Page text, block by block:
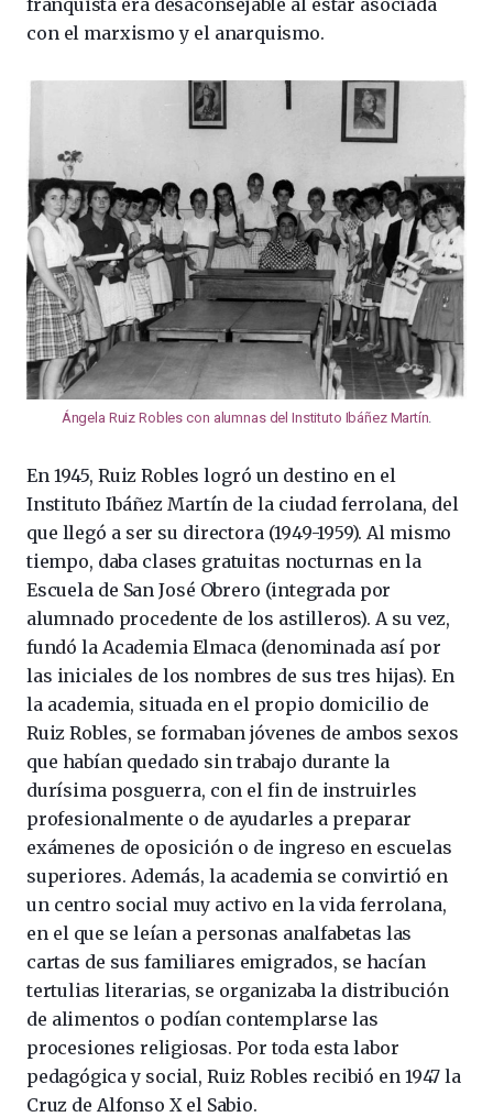
franquista era desaconsejable al estar asociada
con el marxismo y el anarquismo.
Ángela Ruiz Robles con alumnas del Instituto Ibáñez Martín
En 1945, Ruiz Robles logró un destino en el
Instituto Ibáñez Martín de la ciudad ferrolana, del
que llegó a ser su directora (1949-1959). Al mismo
tiempo, daba clases gratuitas nocturnas en la
Escuela de San José Obrero (integrada por
alumnado procedente de los astilleros). A su vez,
fundó la Academia Elmaca (denominada así por
las iniciales de los nombres de sus tres hijas). En
la academia, situada en el propio domicilio de
Ruiz Robles, se formaban jóvenes de ambos sexos
que habían quedado sin trabajo durante la
durísima posguerra, con el fin de instruirles
profesionalmente o de ayudarles a preparar
exámenes de oposición o de ingreso en escuelas
superiores. Además, la academia se convirtió en
un centro social muy activo en la vida ferrolana,
en el que se leían a personas analfabetas las
cartas de sus familiares emigrados, se hacían
tertulias literarias, se organizaba la distribución
de alimentos o podían contemplarse las
procesiones religiosas. Por toda esta labor
pedagógica y social, Ruiz Robles recibió en 1947 la
Cruz de Alfonso X el Sabio.